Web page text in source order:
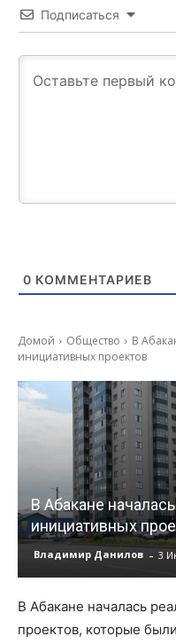
Подписаться
0 КОММЕНТАРИЕВ